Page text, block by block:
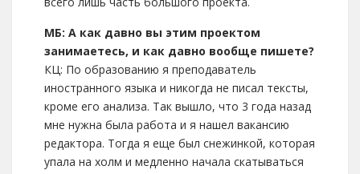
МБ: А как давно вы этим проектом
занимаетесь, и как давно вообще пишете?
КЦ: По образованию я преподаватель
иностранного языка и никогда не писал тексты,
кроме его анализа. Так вышло, что 3 года назад
мне нужна была работа и я нашел вакансию
редактора. Тогда я еще был снежинкой, которая
упала на холм и медленно начала скатываться